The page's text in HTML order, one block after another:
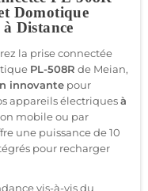
Domotique
Distance
la prise connectée
PL-508R de Meian,
innovante pour
appareils électriquesà
mobile ou par
une puissance de 10
pour recharger
vis-à-vis du